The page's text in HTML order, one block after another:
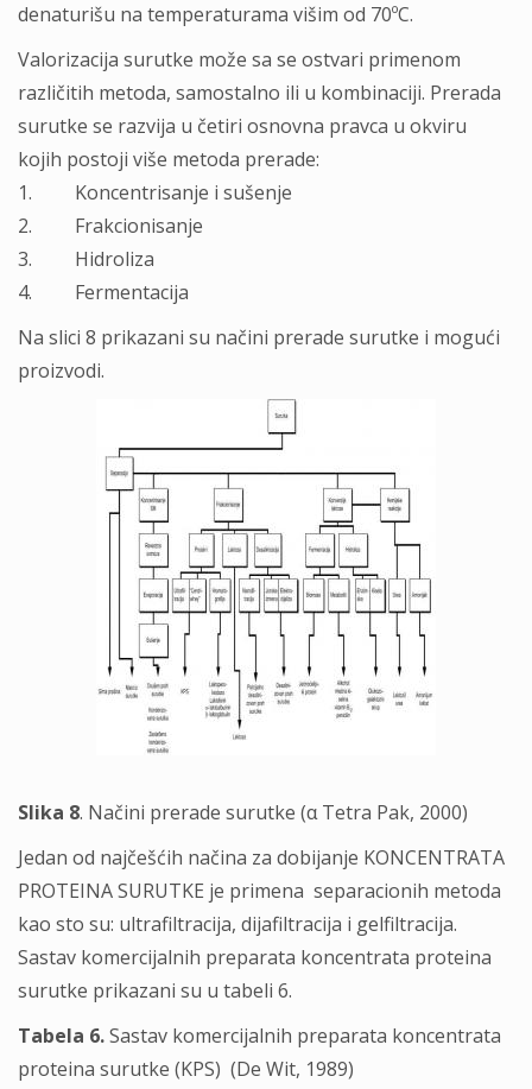
denaturišu na temperaturama višim od 70ºC.
Valorizacija surutke može sa se ostvari primenom
različitih metoda, samostalno ili u kombinaciji. Prerada
surutke se razvija u četiri osnovna pravca u okviru
kojih postoji više metoda prerade:
1. Koncentrisanje i sušenje
2. Frakcionisanje
3. Hidroliza
4. Fermentacija
Na slici 8 prikazani su načini prerade surutke i mogući
proizvodi.
Slika 8. Načini prerade surutke (α Tetra Pak, 2000)
Jedan od najčešćih načina za dobijanje KONCENTRATA
PROTEINA SURUTKE je primena separacionih metoda
kao sto su: ultrafiltracija, dijafiltracija i gelfiltracija.
Sastav komercijalnih preparata koncentrata proteina
surutke prikazani su u tabeli 6.
Tabela 6.Sastav komercijalnih preparata koncentrata
proteina surutke (KPS) (De Wit, 1989)